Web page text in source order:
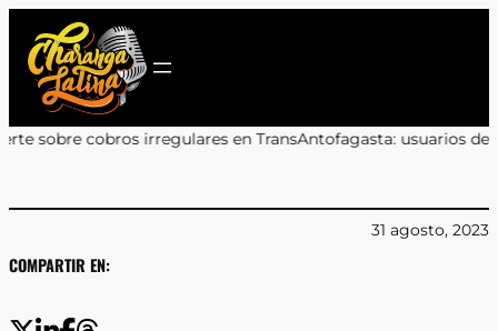
contenido
en TransAntofagasta: usuarios deben reclamar a sus
COMPARTIR EN:
31 agosto, 2023